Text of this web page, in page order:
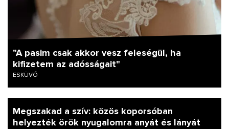
"A pasim csak akkor vesz feleségül, ha
kifizetem az adósságait"
ESKÜVŐ
Megszakad a szív: közös koporsóban
helyezték örök nyugalomra anyát és lányát